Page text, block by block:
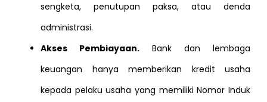
sengketa, penutupan paksa, atau denda
administrasi.
Akses Pembiayaan. Bank dan lembaga
keuangan hanya memberikan kredit usaha
kepada pelaku usaha yang memiliki Nomor Induk